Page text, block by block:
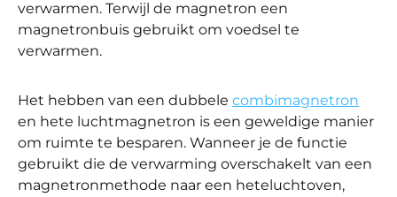
verwarmen. Terwijl de magnetron een
magnetronbuis gebruikt om voedsel te
verwarmen.
Het hebben van een dubbele combimagnetron
en hete luchtmagnetron is een geweldige manier
om ruimte te besparen. Wanneer je de functie
gebruikt die de verwarming overschakelt van een
magnetronmethode naar een heteluchtoven,